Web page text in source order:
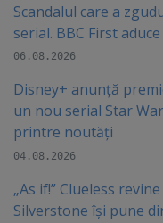
Scandalul care a
serial. BBC First
06.08.2026
Disney+ anunță
un nou serial Star
printre noutăți
04.08.2026
„As if!” Clueless
Silverstone își pune